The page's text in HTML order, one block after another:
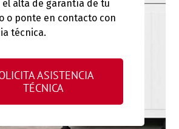
el alta de garantía de tu
o ponte en contacto con
técnica.
ASISTENCIA
TÉCNICA